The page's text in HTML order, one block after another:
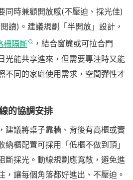
玻璃隔間/半牆應用
、壁燈、桌燈實例）
空間舒適度
同時兼顧開放感(不壓迫、採光佳)
讀)。建議規劃「半開放」設計，
柵隔斷
，結合窗簾或可拉合門
光能共享進來，但需要專注時又能
不同的家庭使用需求，空間彈性才
的協調安排
建議將桌子靠牆、背後有高櫃或實
櫃配置可採用「低櫃不做到頂」
斷採光。動線規劃應寬敞，避免進
，讓每個角落都好進出、不壓迫。